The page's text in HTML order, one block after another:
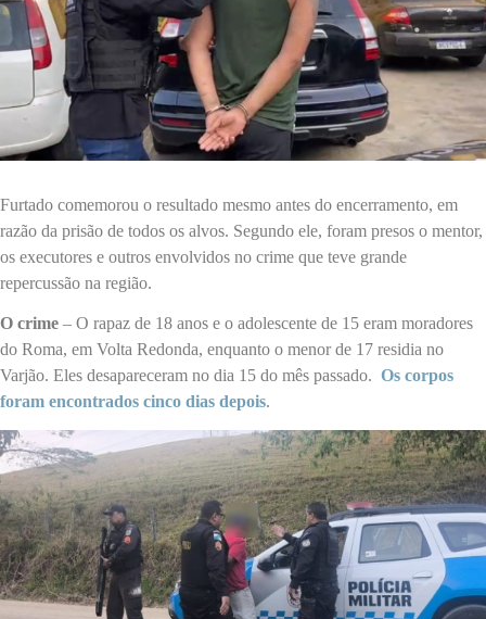
Furtado comemorou o resultado mesmo antes do encerramento, em
razão da prisão de todos os alvos. Segundo ele, foram presos o mentor,
os executores e outros envolvidos no crime que teve grande
repercussão na região.
O crime – O rapaz de 18 anos e o adolescente de 15 eram moradores
do Roma, em Volta Redonda, enquanto o menor de 17 residia no
Varjão. Eles desapareceram no dia 15 do mês passado. Os corpos
foram encontrados cinco dias depois.